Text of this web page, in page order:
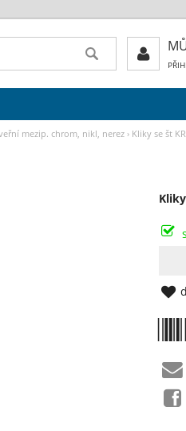
mezip. chrom, nikl, nerez› Kliky se št